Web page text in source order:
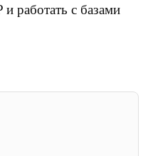
работать с базами